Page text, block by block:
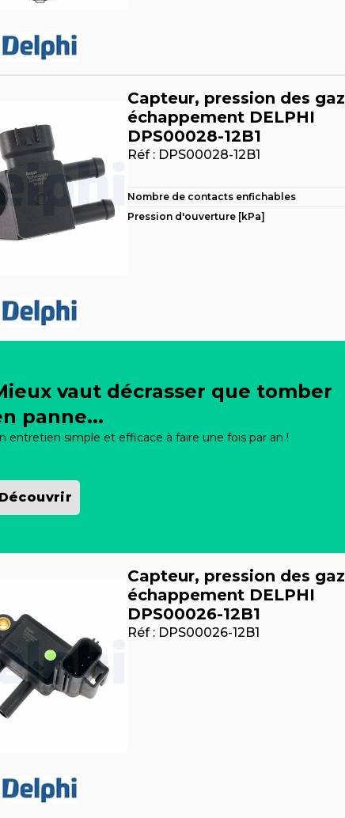
Capteur, pression des gaz
échappement DELPHI
DPS00028-12B1
Réf : DPS00028-12B1
Nombre de contacts enfichables
Pression d'ouverture [kPa]
vaut décrasser que tomber
panne...
entretien simple et efficace à faire une fois par an !
Capteur, pression des gaz
échappement DELPHI
DPS00026-12B1
Réf : DPS00026-12B1